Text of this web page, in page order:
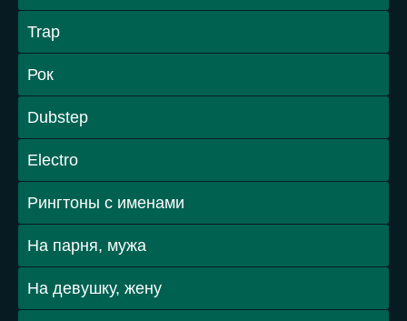
Trap
Рок
Dubstep
Electro
Рингтоны с именами
На парня, мужа
На девушку, жену